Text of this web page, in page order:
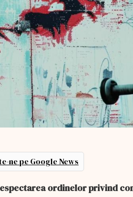
ne pe Google News
ordinelor privind